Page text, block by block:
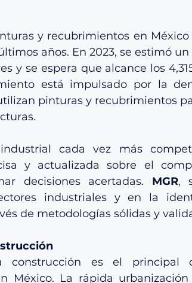
y recubrimientos en
años. En 2023, se estimó
y se espera que alcance los
está impulsado por la
pinturas y recubrimientos
cada vez más
y actualizada sobre el
decisiones acertadas. MGR,
industriales y en la
de metodologías sólidas y
es el principal
México. La rápida